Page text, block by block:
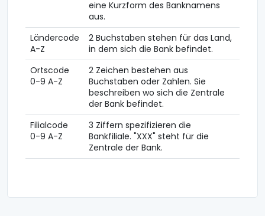
eine Kurzform des Banknamens
aus.
Ländercode
A-Z
2 Buchstaben stehen für das Land,
in dem sich die Bank befindet.
Ortscode
0-9 A-Z
2 Zeichen bestehen aus
Buchstaben oder Zahlen. Sie
beschreiben wo sich die Zentrale
der Bank befindet.
Filialcode
0-9 A-Z
3 Ziffern spezifizieren die
Bankfiliale. "XXX" steht für die
Zentrale der Bank.